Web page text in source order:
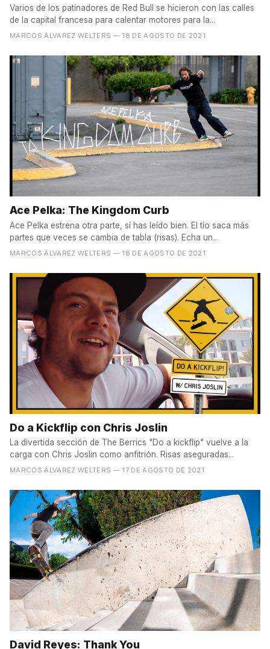
Varios de los patinadores de Red Bull se hicieron con las calles
de la capital francesa para calentar motores para la...
MARCOS ÁLVAREZ WELTERS — 18 DE AGOSTO DE 2021
Ace Pelka: The Kingdom Curb
Ace Pelka estrena otra parte, sí has leído bien. El tío saca más
partes que veces se cambia de tabla (risas). Echa un...
MARCOS ÁLVAREZ WELTERS — 18 DE AGOSTO DE 2021
Do a Kickflip con Chris Joslin
La divertida sección de The Berrics "Do a kickflip" vuelve a la
carga con Chris Joslin como anfitrión. Risas aseguradas...
MARCOS ÁLVAREZ WELTERS — 17 DE AGOSTO DE 2021
David Reyes: Thank You